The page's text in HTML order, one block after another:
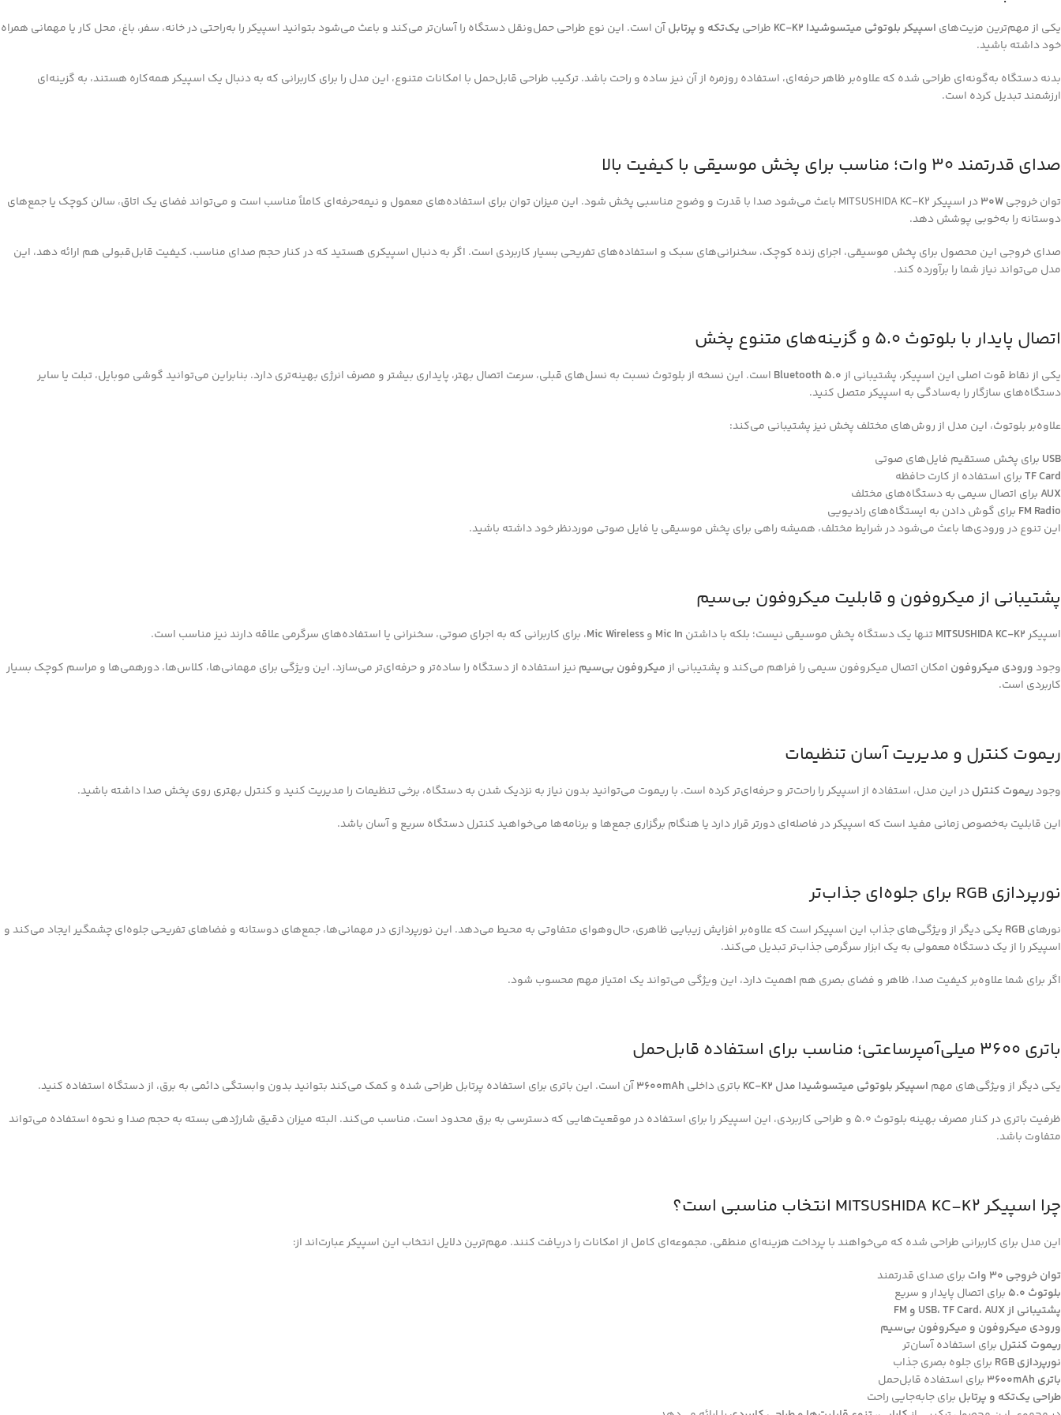
یکی از مهم‌ترین مزیت‌های اسپیکر بلوتوثی میتسوشیدا KC-K2 طراحی یک‌تکه و پرتابلآن است. این نوع طراحی حمل‌ونقل دستگاه را آسان‌تر می‌کند و باعث می‌شود بتوانید اسپیکر را به‌راحتی در خانه، سفر، باغ، محل کار یا مهمانی همراه
خود داشته باشید.
بدنه دستگاه به‌گونه‌ای طراحی شده که علاوه‌بر ظاهر حرفه‌ای، استفاده روزمره از آن نیز ساده و راحت باشد. ترکیب طراحی قابل‌حمل با امکانات متنوع، این مدل را برای کاربرانی که به دنبال یک اسپیکر همه‌کاره هستند، به گزینه‌ای
ارزشمند تبدیل کرده است.
صدای قدرتمند 30 وات؛ مناسب برای پخش موسیقی با کیفیت بالا
توان خروجی30W
در اسپیکر MITSUSHIDA KC-K2 باعث می‌شود صدا با قدرت و وضوح مناسبی پخش شود. این میزان توان برای استفاده‌های معمول و نیمه‌حرفه‌ای کاملاً مناسب است و می‌تواند فضای یک اتاق، سالن کوچک یا جمع‌های
دوستانه را به‌خوبی پوشش دهد.
صدای خروجی این محصول برای پخش موسیقی، اجرای زنده کوچک، سخنرانی‌های سبک و استفاده‌های تفریحی بسیار کاربردی است. اگر به دنبال اسپیکری هستید که در کنار حجم صدای مناسب، کیفیت قابل‌قبولی هم ارائه دهد، این
مدل می‌تواند نیاز شما را برآورده کند.
اتصال پایدار با بلوتوث 5.0 و گزینه‌های متنوع پخش
یکی از نقاط قوت اصلی این اسپیکر، پشتیبانی ازBluetooth 5.0 است. این نسخه از بلوتوث نسبت به نسل‌های قبلی، سرعت اتصال بهتر، پایداری بیشتر و مصرف انرژی بهینه‌تری دارد. بنابراین می‌توانید گوشی موبایل، تبلت یا سایر
دستگاه‌های سازگار را به‌سادگی به اسپیکر متصل کنید.
علاوه‌بر بلوتوث، این مدل از روش‌های مختلف پخش نیز پشتیبانی می‌کند:
USB برای پخش مستقیم فایل‌های صوتی
TF Cardبرای استفاده از کارت حافظه
AUX برای اتصال سیمی به دستگاه‌های مختلف
FM Radio برای گوش دادن به ایستگاه‌های رادیویی
این تنوع در ورودی‌ها باعث می‌شود در شرایط مختلف، همیشه راهی برای پخش موسیقی یا فایل صوتی موردنظر خود داشته باشید.
پشتیبانی از میکروفون و قابلیت میکروفون بی‌سیم
اسپیکرMITSUSHIDA KC-K2تنها یک دستگاه پخش موسیقی نیست؛ بلکه با داشتن Mic In وMic Wireless، برای کاربرانی که به اجرای صوتی، سخنرانی یا استفاده‌های سرگرمی علاقه دارند نیز مناسب است.
وجودورودی میکروفون امکان اتصال میکروفون سیمی را فراهم می‌کند و پشتیبانی ازمیکروفون بی‌سیم نیز استفاده از دستگاه را ساده‌تر و حرفه‌ای‌تر می‌سازد. این ویژگی برای مهمانی‌ها، کلاس‌ها، دورهمی‌ها و مراسم کوچک بسیار
کاربردی است.
ریموت کنترل و مدیریت آسان تنظیمات
وجودریموت کنترلدر این مدل، استفاده از اسپیکر را راحت‌تر و حرفه‌ای‌تر کرده است. با ریموت می‌توانید بدون نیاز به نزدیک شدن به دستگاه، برخی تنظیمات را مدیریت کنید و کنترل بهتری روی پخش صدا داشته باشید.
این قابلیت به‌خصوص زمانی مفید است که اسپیکر در فاصله‌ای دورتر قرار دارد یا هنگام برگزاری جمع‌ها و برنامه‌ها می‌خواهید کنترل دستگاه سریع و آسان باشد.
نورپردازی RGB برای جلوه‌ای جذاب‌تر
نورهایRGB یکی دیگر از ویژگی‌های جذاب این اسپیکر است که علاوه‌بر افزایش زیبایی ظاهری، حال‌وهوای متفاوتی به محیط می‌دهد. این نورپردازی در مهمانی‌ها، جمع‌های دوستانه و فضاهای تفریحی جلوه‌ای چشمگیر ایجاد می‌کند و
اسپیکر را از یک دستگاه معمولی به یک ابزار سرگرمی جذاب‌تر تبدیل می‌کند.
اگر برای شما علاوه‌بر کیفیت صدا، ظاهر و فضای بصری هم اهمیت دارد، این ویژگی می‌تواند یک امتیاز مهم محسوب شود.
باتری 3600 میلی‌آمپرساعتی؛ مناسب برای استفاده قابل‌حمل
یکی دیگر از ویژگی‌های مهم اسپیکر بلوتوثی میتسوشیدا مدل KC-K2 باتری داخلی 3600mAhآن است. این باتری برای استفاده پرتابل طراحی شده و کمک می‌کند بتوانید بدون وابستگی دائمی به برق، از دستگاه استفاده کنید.
ظرفیت باتری در کنار مصرف بهینه بلوتوث 5.0 و طراحی کاربردی، این اسپیکر را برای استفاده در موقعیت‌هایی که دسترسی به برق محدود است، مناسب می‌کند. البته میزان دقیق شارژدهی بسته به حجم صدا و نحوه استفاده می‌تواند
متفاوت باشد.
چرا اسپیکر MITSUSHIDA KC-K2 انتخاب مناسبی است؟
این مدل برای کاربرانی طراحی شده که می‌خواهند با پرداخت هزینه‌ای منطقی، مجموعه‌ای کامل از امکانات را دریافت کنند. مهم‌ترین دلایل انتخاب این اسپیکر عبارت‌اند از:
توان خروجی 30 وات
برای صدای قدرتمند
بلوتوث 5.0
برای اتصال پایدار و سریع
پشتیبانی از USB، TF Card، AUX و FM
ورودی میکروفون و میکروفون بی‌سیم
ریموت کنترل برای استفاده آسان‌تر
نورپردازی RGB
برای جلوه بصری جذاب
باتری 3600mAh
برای استفاده قابل‌حمل
طراحی یک‌تکه و پرتابل برای جابه‌جایی راحت